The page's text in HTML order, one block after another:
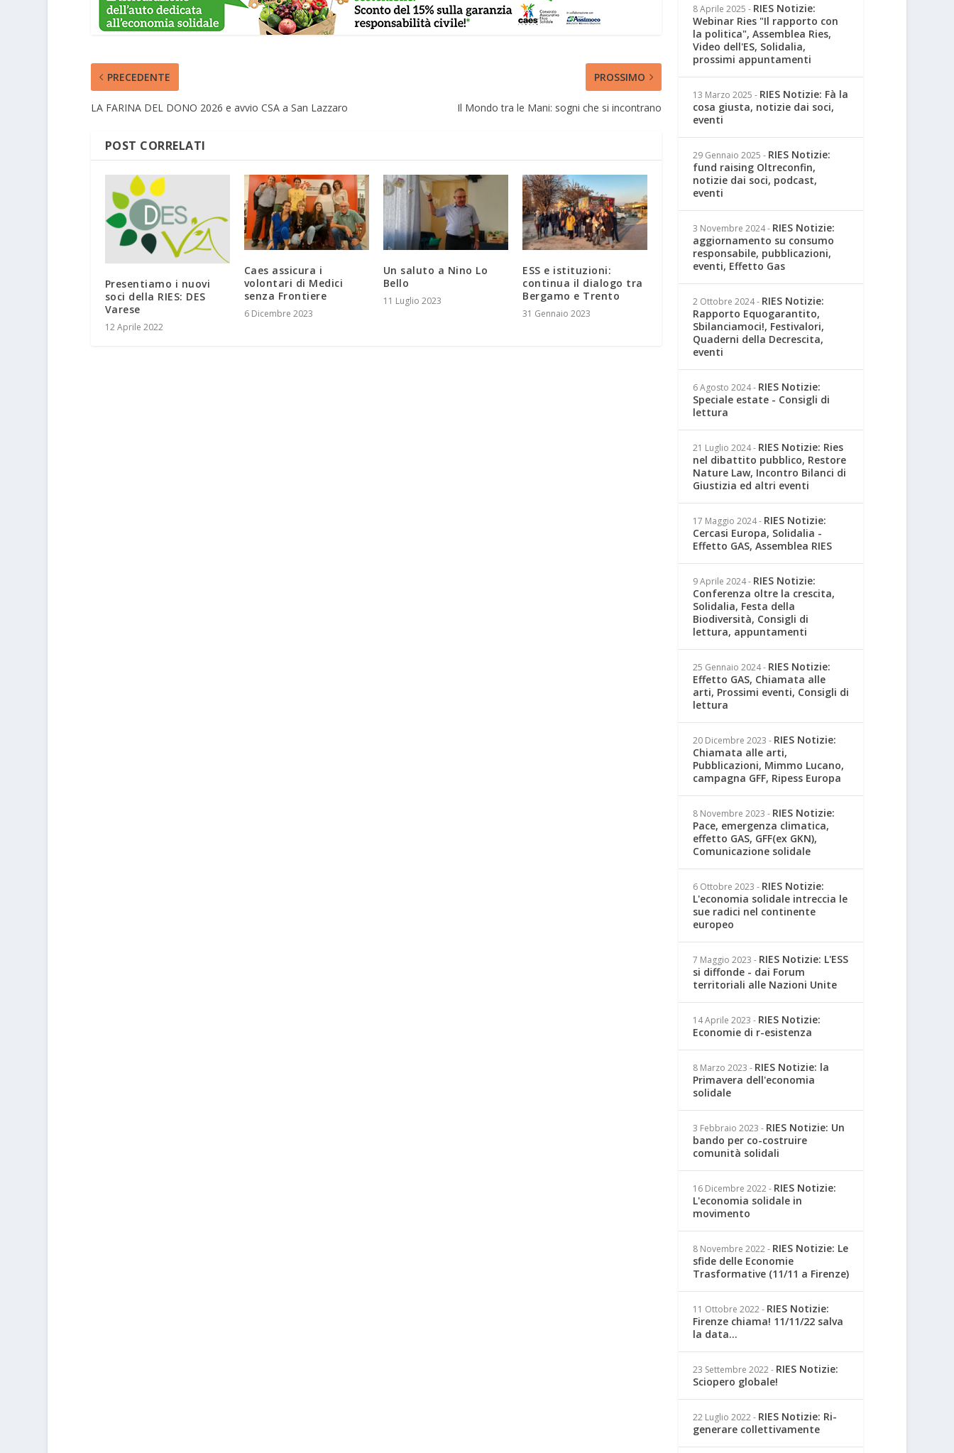
PRECEDENTE
LA FARINA DEL DONO 2026 e avvio CSA a San Lazzaro
PROSSIMO
Il Mondo tra le Mani: sogni che si incontrano
POST CORRELATI
Presentiamo i nuovi
soci della RIES: DES
Varese
12 Aprile 2022
Caes assicura i
volontari di Medici
senza Frontiere
6 Dicembre 2023
Un saluto a Nino Lo
Bello
11 Luglio 2023
ESS e istituzioni:
continua il dialogo tra
Bergamo e Trento
31 Gennaio 2023
8 Aprile 2025 - RIES Notizie:
Webinar Ries "Il rapporto con
la politica", Assemblea Ries,
Video dell'ES, Solidalia,
prossimi appuntamenti
13 Marzo 2025 - RIES Notizie: Fà la
cosa giusta, notizie dai soci,
eventi
29 Gennaio 2025 - RIES Notizie:
fund raising Oltreconfin,
notizie dai soci, podcast,
eventi
3 Novembre 2024- RIES Notizie:
aggiornamento su consumo
responsabile, pubblicazioni,
eventi, Effetto Gas
2 Ottobre 2024- RIES Notizie:
Rapporto Equogarantito,
Sbilanciamoci!, Festivalori,
Quaderni della Decrescita,
eventi
6 Agosto 2024- RIES Notizie:
Speciale estate - Consigli di
lettura
21 Luglio 2024- RIES Notizie: Ries
nel dibattito pubblico, Restore
Nature Law, Incontro Bilanci di
Giustizia ed altri eventi
17 Maggio 2024- RIES Notizie:
Cercasi Europa, Solidalia -
Effetto GAS, Assemblea RIES
9 Aprile 2024- RIES Notizie:
Conferenza oltre la crescita,
Solidalia, Festa della
Biodiversità, Consigli di
lettura, appuntamenti
25 Gennaio 2024- RIES Notizie:
Effetto GAS, Chiamata alle
arti, Prossimi eventi, Consigli di
lettura
20 Dicembre 2023 - RIES Notizie:
Chiamata alle arti,
Pubblicazioni, Mimmo Lucano,
campagna GFF, Ripess Europa
8 Novembre 2023 - RIES Notizie:
Pace, emergenza climatica,
effetto GAS, GFF(ex GKN),
Comunicazione solidale
6 Ottobre 2023 - RIES Notizie:
L'economia solidale intreccia le
sue radici nel continente
europeo
7 Maggio 2023 - RIES Notizie: L'ESS
si diffonde - dai Forum
territoriali alle Nazioni Unite
14 Aprile 2023 - RIES Notizie:
Economie di r-esistenza
8 Marzo 2023 - RIES Notizie: la
Primavera dell'economia
solidale
3 Febbraio 2023 - RIES Notizie: Un
bando per co-costruire
comunità solidali
16 Dicembre 2022- RIES Notizie:
L'economia solidale in
movimento
8 Novembre 2022- RIES Notizie: Le
sfide delle Economie
Trasformative (11/11 a Firenze)
11 Ottobre 2022- RIES Notizie:
Firenze chiama! 11/11/22 salva
la data...
23 Settembre 2022- RIES Notizie:
Sciopero globale!
22 Luglio 2022- RIES Notizie: Ri-
generare collettivamente